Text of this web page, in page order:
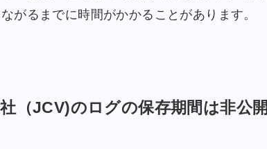
がるまでに時間がかかることがあります。
（JCV)のログの保存期間は非公開